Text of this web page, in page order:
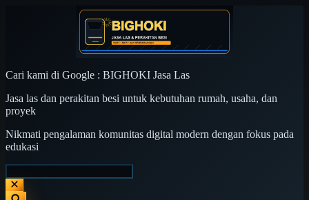
Cari kami di Google : BIGHOKI Jasa Las
Jasa las dan perakitan besi untuk kebutuhan rumah, usaha, dan
proyek
Nikmati pengalaman komunitas digital modern dengan fokus pada
edukasi